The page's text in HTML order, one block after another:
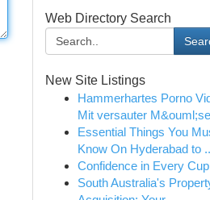
Web Directory Search
New Site Listings
Hammerhartes Porno
Mit versauter M&ouml;se
Essential Things You
Know On Hyderabad to
Confidence in Every Cup
South Australia's